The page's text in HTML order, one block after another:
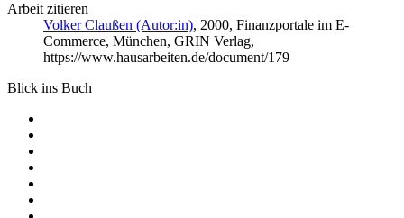
Arbeit zitieren
Volker Claußen (Autor:in), 2000, Finanzportale im E-
Commerce, München, GRIN Verlag,
https://www.hausarbeiten.de/document/179
Blick ins Buch